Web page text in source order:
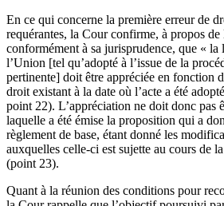
En ce qui concerne la première erreur de
requérantes, la Cour confirme, à propos de
conformément à sa jurisprudence, que « la
l’Union [tel qu’adopté à l’issue de la
pertinente] doit être appréciée en fonction
droit existant à la date où l’acte a été
point 22). L’appréciation ne doit donc pas
laquelle a été émise la proposition qui a
règlement de base, étant donné les
auxquelles celle-ci est sujette au cours de
(point 23).
Quant à la réunion des conditions pour